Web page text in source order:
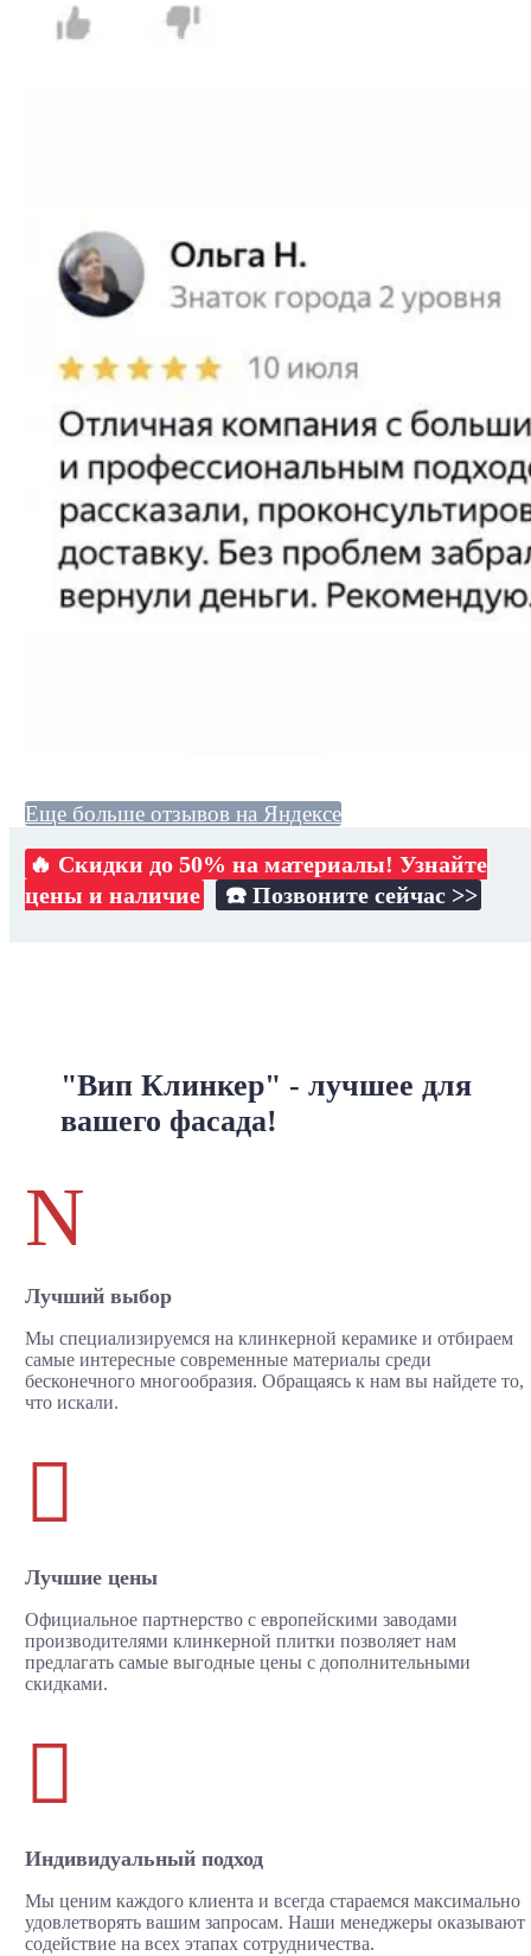
Еще больше отзывов на Яндексе
🔥 Скидки до 50% на материалы! Узнайте
цены и наличие
☎️ Позвоните сейчас >>
"Вип Клинкер" - лучшее для
вашего фасада!
N
Лучший выбор
Мы специализируемся на клинкерной керамике и отбираем
самые интересные современные материалы среди
бесконечного многообразия. Обращаясь к нам вы найдете то,
что искали.

Лучшие цены
Официальное партнерство с европейскими заводами
производителями клинкерной плитки позволяет нам
предлагать самые выгодные цены с дополнительными
скидками.

Индивидуальный подход
Мы ценим каждого клиента и всегда стараемся максимально
удовлетворять вашим запросам. Наши менеджеры оказывают
содействие на всех этапах сотрудничества.